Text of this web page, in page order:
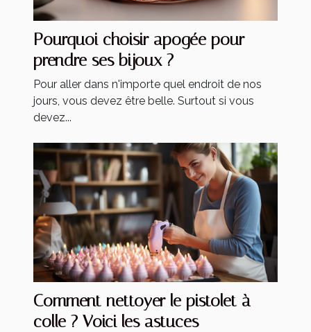
Pourquoi choisir apogée pour
prendre ses bijoux ?
Pour aller dans n'importe quel endroit de nos
jours, vous devez être belle. Surtout si vous
devez...
Comment nettoyer le pistolet à
colle ? Voici les astuces